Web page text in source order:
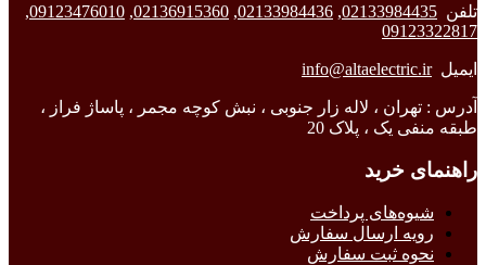
تلفن 02133984435
,
02133984436
,
02136915360
,
09123476010
,
09123322817
ایمیلinfo@altaelectric.ir
آدرس : تهران ، لاله زار جنوبی ، نبش کوچه مجمر ، پاساژ فراز ،
طبقه منفی یک ، پلاک 20
راهنمای خرید
شیوه‌های پرداخت
رویه ارسال سفارش
نحوه ثبت سفارش